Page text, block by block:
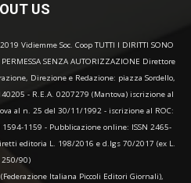
US
Vidiemme Soc. Coop TUTTI I DIRITTI SONO
SENZA AUTORIZZAZIONE Direttore
Direzione e Redazione: piazza Sordello,
- R.E.A. 0207279 (Mantova) iscrizione al
al n. 25 del 30/11/1992 - iscrizione al ROC:
1159 - Pubblicazione online: ISSN 2465-
editoria L. 198/2016 e d.lgs 70/2017 (ex L.
250/90)
Italiana Piccoli Editori Giornali),